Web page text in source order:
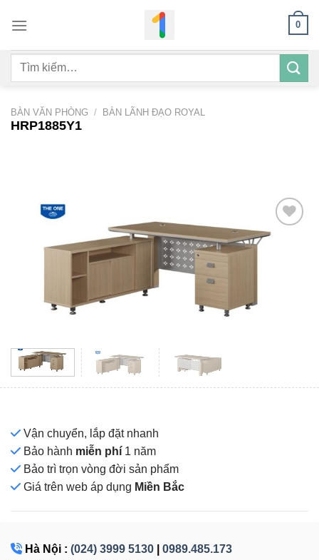
qua
dung
0
Tìm
BÀN VĂN PHÒNG / BÀN LÃNH ĐẠO ROYAL
HRP1885Y1
Vận chuyển, lắp đặt nhanh
Bảo hành miễn phí 1 năm
Bảo trì trọn vòng đời sản phẩm
Giá trên web áp dụng Miền Bắc
Hà Nội : (024) 3999 5130
0989.485.173